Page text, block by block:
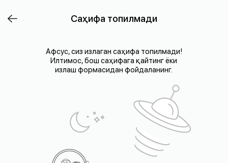
Саҳифа топилмади
Афсус, сиз излаган саҳифа топилмади!
Илтимос, бош саҳифага қайтинг ёки
излаш формасидан фойдаланинг.